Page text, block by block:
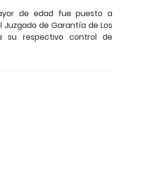
de edad fue puesto a
Juzgado de Garantía de Los
su respectivo control de